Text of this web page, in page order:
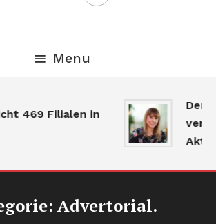
Menu
469 Filialen in
Der
Advertorial.